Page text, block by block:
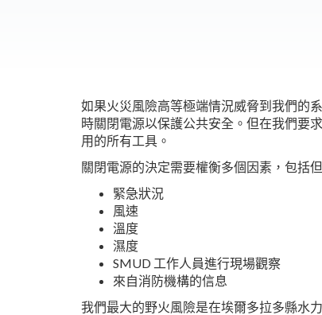
如果火災風險高等極端情況威脅到我們的
時關閉電源以保護公共安全。但在我們要
用的所有工具。
關閉電源的決定需要權衡多個因素，包括但
緊急狀況
風速
溫度
濕度
SMUD 工作人員進行現場觀察
來自消防機構的信息
我們最大的野火風險是在埃爾多拉多縣水